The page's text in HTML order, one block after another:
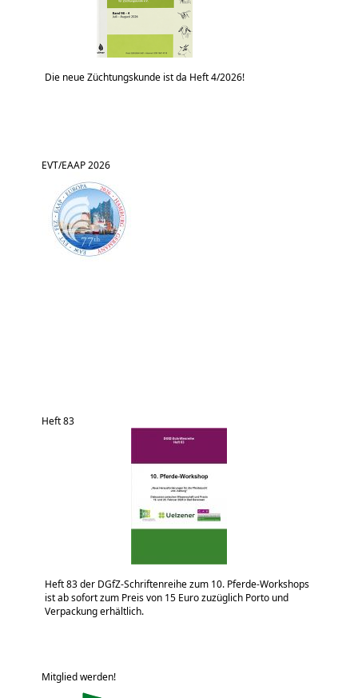
Die neue Züchtungskunde ist da Heft 4/2026!
EVT/EAAP 2026
Heft 83
Heft 83 der DGfZ-Schriftenreihe zum 10. Pferde-Workshops
ist ab sofort zum Preis von 15 Euro zuzüglich Porto und
Verpackung erhältlich.
Mitglied werden!